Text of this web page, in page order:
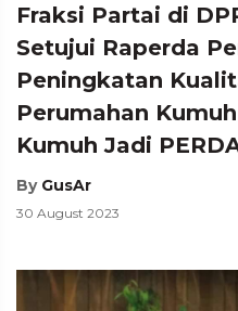
Fraksi Partai di
Setujui Raperda
Peningkatan
Perumahan
Kumuh Jadi
By GusAr
30 August 2023